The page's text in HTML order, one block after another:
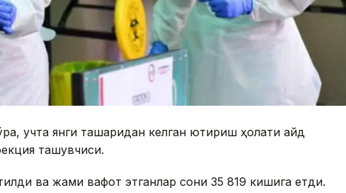
учта янги ташқаридан келган юқтириш ҳолати қайд
ташувчиси.
ва жами вафот этганлар сони 35 819 кишига етди.